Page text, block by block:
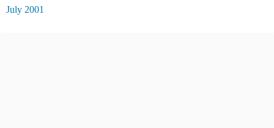
July 2001